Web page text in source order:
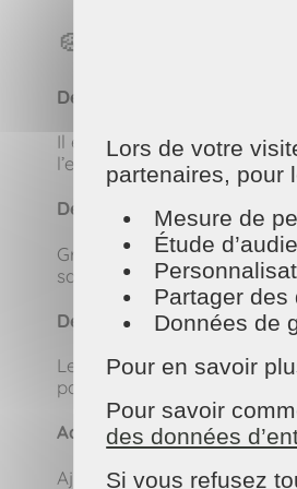
🧽 5
Détartrant puissant
Il élimine le calcaire sur les
l’eau claire.
Désinfectant naturel
Grâce à ses propriétés
sans produits agressifs.
Désodorisant efficace
Le vinaigre blanc
parfumer naturellement
Adoucissant pour le linge
Ajouté dans le
Lors de votre
partenaires, pour
Mesure de
Étude
Partager des
Données de
Pour en savoir
Pour savoir
des données
Si vous refusez